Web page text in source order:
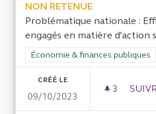
NON RETENUE
Problématique nationale :
engagés en matière d'action
Filtrer les résultats de la
Économie & finances publiques
CRÉÉ LE
09/10/2023
3 3